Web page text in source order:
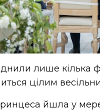
лише кілька
цілим
йшла у